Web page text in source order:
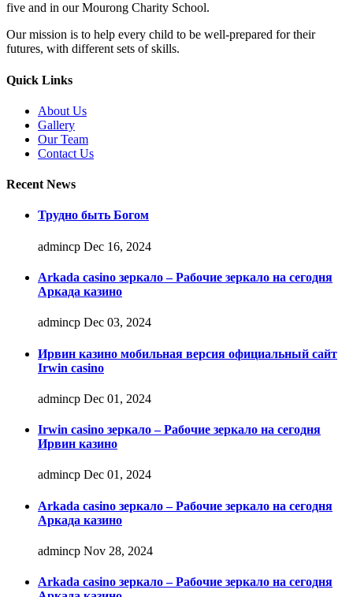
five and in our Mourong Charity School.
Our mission is to help every child to be well-prepared for their
futures, with different sets of skills.
Quick Links
About Us
Gallery
Our Team
Contact Us
Recent News
Трудно быть Богом
admincp Dec 16, 2024
Arkada casino зеркало – Рабочие зеркало на сегодня
Аркада казино
admincp Dec 03, 2024
Ирвин казино мобильная версия официальный сайт
Irwin casino
admincp Dec 01, 2024
Irwin casino зеркало – Рабочие зеркало на сегодня
Ирвин казино
admincp Dec 01, 2024
Arkada casino зеркало – Рабочие зеркало на сегодня
Аркада казино
admincp Nov 28, 2024
Arkada casino зеркало – Рабочие зеркало на сегодня